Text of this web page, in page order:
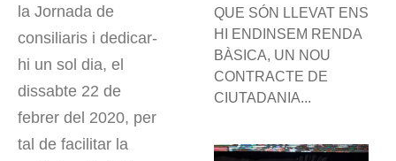
la Jornada de
consiliaris i dedicar-
hi un sol dia, el
dissabte 22 de
febrer del 2020, per
tal de facilitar la
QUE SÓN LLEVAT ENS
HI ENDINSEM RENDA
BÀSICA, UN NOU
CONTRACTE DE
CIUTADANIA...